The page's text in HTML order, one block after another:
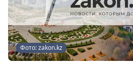
Фото: zakon.kz